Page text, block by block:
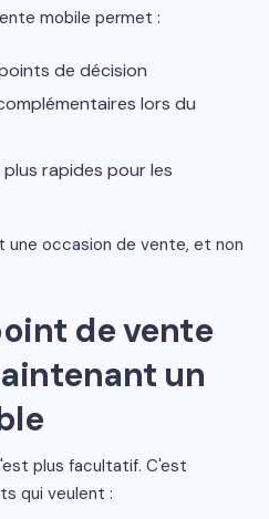
mobile permet :
de décision
lors du
rapides pour les
occasion de vente, et non
de vente
un
plus facultatif. C'est
qui veulent :